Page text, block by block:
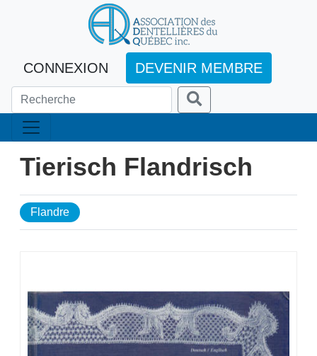
CONNEXION DEVENIR MEMBRE
Tierisch Flandrisch
Flandre